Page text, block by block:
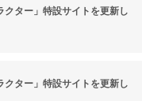
クター」特設サイトを更新し
クター」特設サイトを更新し